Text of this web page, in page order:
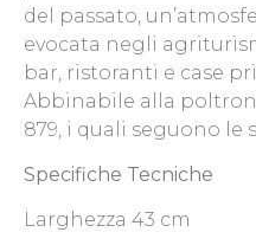
del passato,
evocata negli
bar, ristoranti e case
Abbinabile alla
879, i quali seguono le
Specifiche Tecniche
Larghezza 43 cm